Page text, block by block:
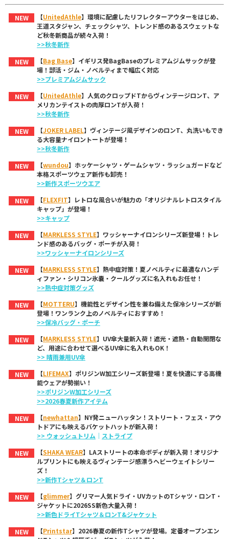
NEW 【UnitedAthle】環境に配慮したリフレクターアウターをはじめ、
王道スタジャン、チェックシャツ、トレンド感のあるスウェットな
ど秋冬新商品が続々入荷！
>>秋冬新作
NEW
【Bag Base】イギリス発BagBaseのプレミアムジムサックが登
場！部活・ジム・ノベルティまで幅広く対応
>>プレミアムジムサック
NEW
【UnitedAthle】人気のクロップドTからヴィンテージロンT、ア
メリカンテイストの肉厚ロンTが入荷！
>>秋冬新作
NEW
【JOKER LABEL】ヴィンテージ風デザインのロンT、丸洗いもでき
る大容量ナイロントートが登場！
>>秋冬新作
NEW
【wundou】ホッケーシャツ・ゲームシャツ・ラッシュガードなど
本格スポーツウェア新作も卸売！
>>新作スポーツウエア
NEW
【FLEXFIT】レトロな風合いが魅力の「オリジナルレトロスタイル
キャップ」が登場！
>>キャップ
NEW
【MARKLESS STYLE】ワッシャーナイロンシリーズ新登場！トレ
ンド感のあるバッグ・ポーチが入荷！
>>ワッシャーナイロンシリーズ
NEW
【MARKLESS STYLE】熱中症対策！夏ノベルティに最適なハンデ
ィファン・シリコン氷嚢・クールグッズに名入れもお任せ！
>>熱中症対策グッズ
NEW
【MOTTERU】機能性とデザイン性を兼ね備えた保冷シリーズが新
登場！ワンランク上のノベルティにおすすめ！
>>保冷バッグ・ポーチ
NEW
【MARKLESS STYLE】UV傘大量新入荷！遮光・遮熱・自動開閉な
ど、用途に合わせて選べるUV傘に名入れもOK！
>> 晴雨兼用UV傘
NEW
【LIFEMAX】ポリジンW加工シリーズ新登場！夏を快適にする高機
能ウェアが勢揃い！
>>ポリジンW加工シリーズ
>>2026春夏新作アイテム
NEW
【newhattan】NY発ニューハッタン！ストリート・フェス・アウ
トドアにも映えるバケットハットが新入荷！
>> ウォッシュトリム ｜ ストライプ
NEW
【SHAKA WEAR】LAストリートの本命ボディが新入荷！オリジナ
ルプリントにも映えるヴィンテージ感漂うヘビーウェイトシリー
ズ！
>>新作Tシャツ＆ロンT
NEW
【glimmer】グリマー人気ドライ・UVカットのTシャツ・ロンT・
ジャケットに2026SS新色大量入荷！
>>新色ドライTシャツ＆ロンT&ジャケット
NEW
【Printstar】2026春夏の新作Tシャツが登場。定番オープンエン